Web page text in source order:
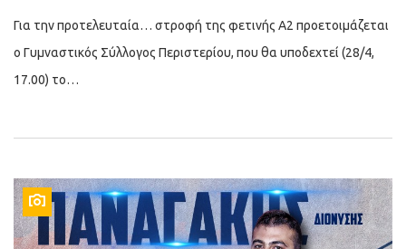
Για την προτελευταία… στροφή της φετινής Α2 προετοιμάζεται
ο Γυμναστικός Σύλλογος Περιστερίου, που θα υποδεχτεί (28/4,
17.00) το…